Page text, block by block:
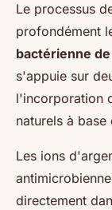
Le processus
profondément
bactérienne
s'appuie sur
l'incorporation
naturels à
Les ions
directement